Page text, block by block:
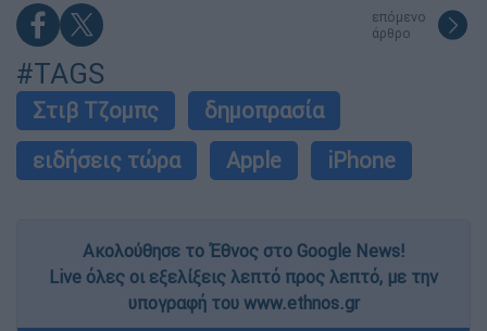
επόμενο
άρθρο
#TAGS
Στιβ Τζομπς
δημοπρασία
ειδήσεις τώρα
Apple iPhone
Ακολούθησε το Έθνος στο Google News!
Live όλες οι εξελίξεις λεπτό προς λεπτό, με την
υπογραφή του www.ethnos.gr